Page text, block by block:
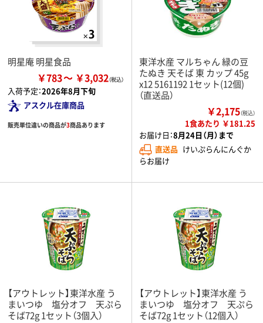
明星庵 明星食品
￥783 ￥3,032
入荷予定：2026年8月下旬
アスクル在庫商品
販売単位違いの商品が3商品あります
東洋水産 マルちゃん 緑の豆
たぬき 天そば 東 カップ 45g
x12 5161192 1セット(12個)
（直送品）
￥2,175（税込）
1食あたり ￥181.25
お届け日：8月24日（月）まで
直送品 けいぷらんにんぐか
らお届け
【アウトレット】東洋水産 う
まいつゆ 塩分オフ 天ぷら
そば72g 1セット（3個入）
【アウトレット】東洋水産 う
まいつゆ 塩分オフ 天ぷら
そば72g 1セット（12個入）